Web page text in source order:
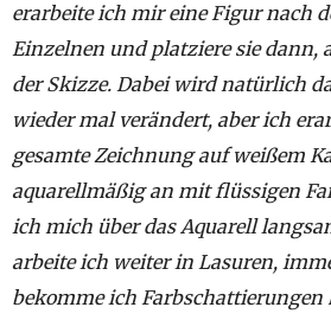
erarbeite ich mir eine Figur nach
Einzelnen und platziere sie dann,
der Skizze. Dabei wird natürlich
wieder mal verändert, aber ich
gesamte Zeichnung auf weißem
aquarellmäßig an mit flüssigen
ich mich über das Aquarell
arbeite ich weiter in Lasuren,
bekomme ich